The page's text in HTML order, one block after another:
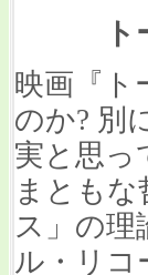
映画『ト
のか? 別
実と思っ
まとも
ス」の
ル・リコ